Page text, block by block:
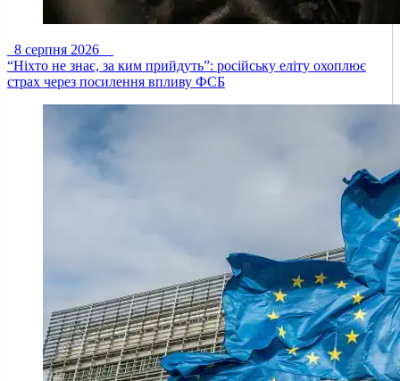
8 серпня 2026
“Ніхто не знає, за ким прийдуть”: російську еліту охоплює
страх через посилення впливу ФСБ